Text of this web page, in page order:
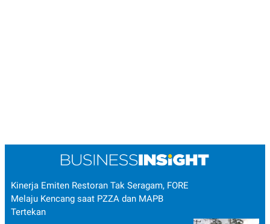
Kinerja Emiten Restoran Tak Seragam, FORE
Melaju Kencang saat PZZA dan MAPB
Tertekan